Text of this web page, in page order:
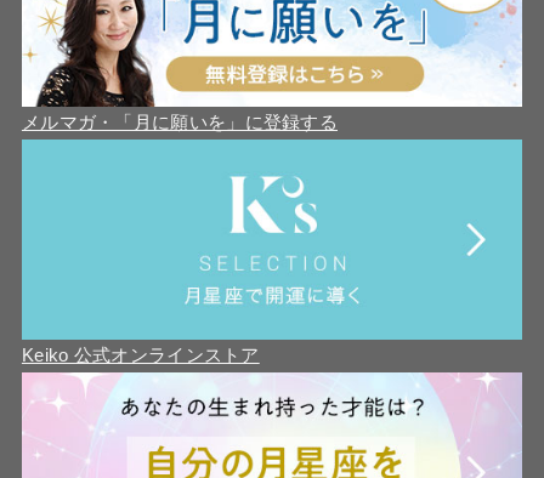
メルマガ・「月に願いを」に登録する
Keiko 公式オンラインストア